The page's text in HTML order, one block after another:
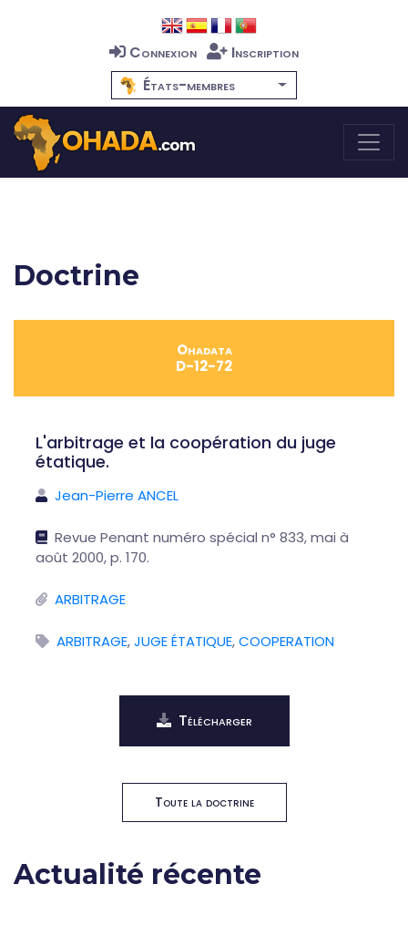
Connexion
Inscription
États-membres
Doctrine
Ohadata
D-12-72
L'arbitrage et la coopération du juge
étatique.
Jean-Pierre ANCEL
Revue Penant numéro spécial n° 833, mai à
août 2000, p. 170.
ARBITRAGE
ARBITRAGE,JUGE ÉTATIQUE,COOPERATION
Télécharger
Toute la doctrine
Actualité récente